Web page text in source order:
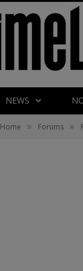
NEWS
Home » Forums »